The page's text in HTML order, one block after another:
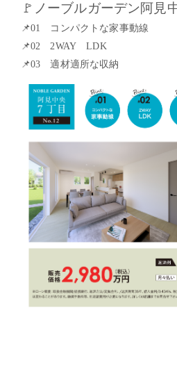
🚩 ノーブルガーデン阿見
📌01 コンパクトな家事動線
📌02 2WAY LDK
📌03 適材適所な収納